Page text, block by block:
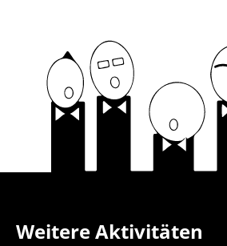
Weitere Aktivitäten